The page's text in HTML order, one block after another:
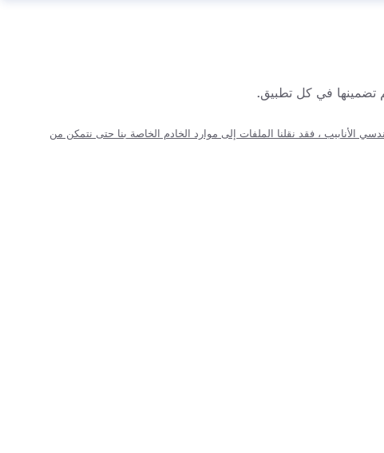
تضمينها في كل تطبيق.
الأنابيب ، فقد نقلنا الملفات إلى موارد الخادم الخاصة بنا حتى نتمكن من